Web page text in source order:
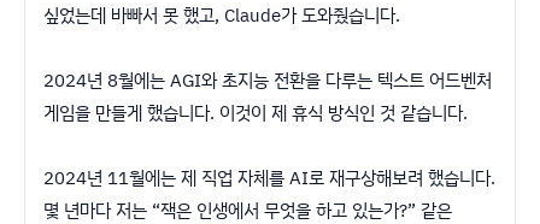
싶었는데 바빠서 못 했고, Claude가 도와줬습니다.
2024년 8월에는 AGI와 초지능 전환을 다루는 텍스트 어드벤처
게임을 만들게 했습니다. 이것이 제 휴식 방식인 것 같습니다.
2024년 11월에는 제 직업 자체를 AI로 재구상해보려 했습니다.
몇 년마다 저는 “잭은 인생에서 무엇을 하고 있는가?” 같은